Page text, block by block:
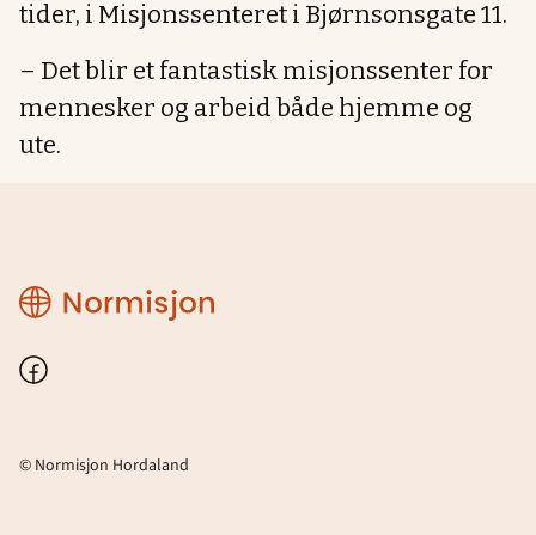
tider, i Misjonssenteret i Bjørnsonsgate 11.
– Det blir et fantastisk misjonssenter for
mennesker og arbeid både hjemme og
ute.
Normisjon
Hordaland
Facebook
© Normisjon Hordaland